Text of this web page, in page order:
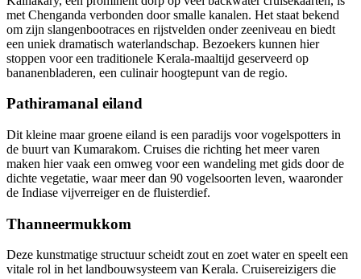
met Chenganda verbonden door smalle kanalen. Het staat bekend
om zijn slangenbootraces en rijstvelden onder zeeniveau en biedt
een uniek dramatisch waterlandschap. Bezoekers kunnen hier
stoppen voor een traditionele Kerala-maaltijd geserveerd op
bananenbladeren, een culinair hoogtepunt van de regio.
Pathiramanal eiland
Dit kleine maar groene eiland is een paradijs voor vogelspotters in
de buurt van Kumarakom. Cruises die richting het meer varen
maken hier vaak een omweg voor een wandeling met gids door de
dichte vegetatie, waar meer dan 90 vogelsoorten leven, waaronder
de Indiase vijverreiger en de fluisterdief.
Thanneermukkom
Deze kunstmatige structuur scheidt zout en zoet water en speelt een
vitale rol in het landbouwsysteem van Kerala. Cruisereizigers die